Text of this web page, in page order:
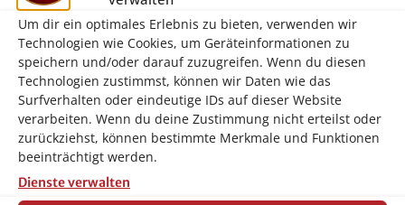
Um dir ein optimales Erlebnis zu bieten, verwenden wir
Technologien wie Cookies, um Geräteinformationen zu
speichern und/oder darauf zuzugreifen. Wenn du diesen
Technologien zustimmst, können wir Daten wie das
Surfverhalten oder eindeutige IDs auf dieser Website
verarbeiten. Wenn du deine Zustimmung nicht erteilst oder
zurückziehst, können bestimmte Merkmale und Funktionen
beeinträchtigt werden.
Dienste verwalten
Döner-Messer inkl.
gezahntes-Messer
Hendi Gastro NEU
129,90€
inkl. 19 % MwSt.
zzgl.Versandkosten
Currywurstschneider
Wurstschneider
Manuell aus Edelstahl
NEU
119,90€
inkl. 19 % MwSt.